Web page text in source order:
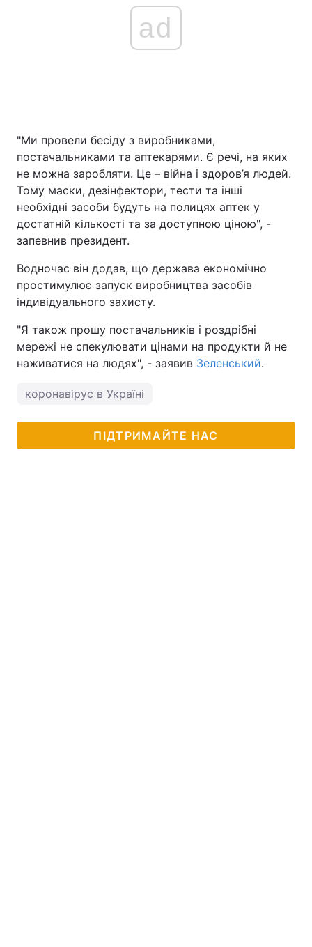
ad
"Ми провели бесіду з виробниками,
постачальниками та аптекарями. Є речі, на яких
не можна заробляти. Це – війна і здоров’я людей.
Тому маски, дезінфектори, тести та інші
необхідні засоби будуть на полицях аптек у
достатній кількості та за доступною ціною", -
запевнив президент.
Водночас він додав, що держава економічно
простимулює запуск виробництва засобів
індивідуального захисту.
"Я також прошу постачальників і роздрібні
мережі не спекулювати цінами на продукти й не
наживатися на людях", - заявив Зеленський.
коронавірус в Україні
ПІДТРИМАЙТЕ НАС